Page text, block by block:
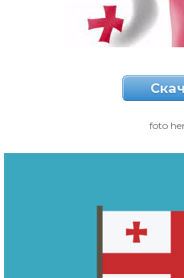
foto